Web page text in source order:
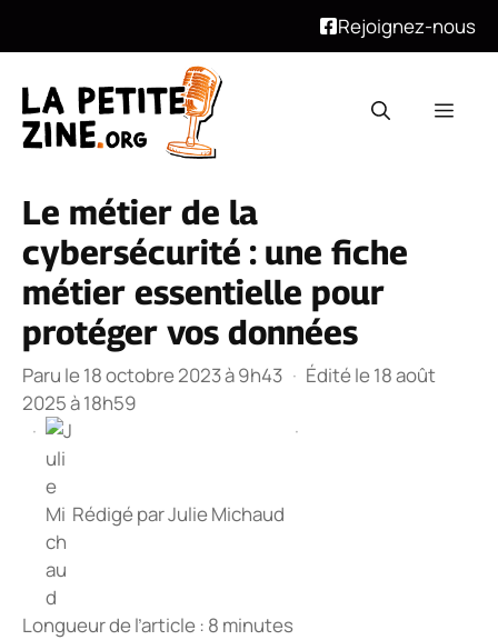
Rejoignez-nous
contenu
Le métier de la
cybersécurité : une fiche
métier essentielle pour
protéger vos données
Paru le 18 octobre 2023 à 9h43 · Édité le 18 août
2025 à 18h59
·
Rédigé parJulie Michaud
·
Longueur de l’article : 8 minutes